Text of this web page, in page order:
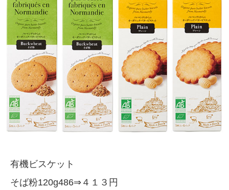
有機ビスケット
そば粉120g486⇒４１３円